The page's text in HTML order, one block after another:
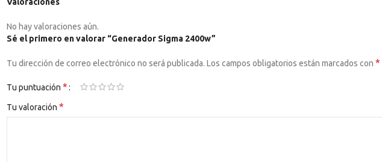
No hay valoraciones aún.
Sé el primero en valorar “Generador Sigma 2400w”
Tu dirección de correo electrónico no será publicada. Los campos obligatorios están marcados con *
Tu puntuación *
Tu valoración *